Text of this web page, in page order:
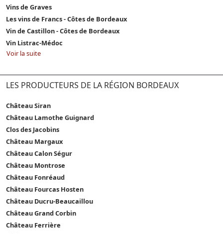
Vins de Graves
Les vins de Francs - Côtes de Bordeaux
Vin de Castillon - Côtes de Bordeaux
Vin Listrac-Médoc
Voir la suite
LES PRODUCTEURS DE LA RÉGION BORDEAUX
Château Siran
Château Lamothe Guignard
Clos des Jacobins
Château Margaux
Château Calon Ségur
Château Montrose
Château Fonréaud
Château Fourcas Hosten
Château Ducru-Beaucaillou
Château Grand Corbin
Château Ferrière